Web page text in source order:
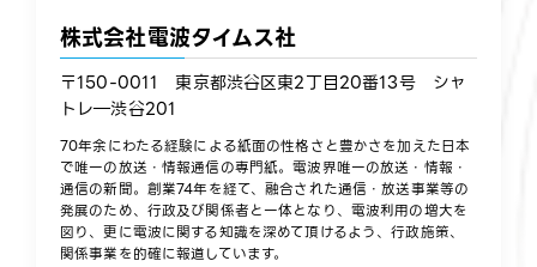
株式会社電波タイムス社
〒150-0011 東京都渋谷区東2丁目20番13号 シャ
トレ―渋谷201
70年余にわたる経験による紙面の性格さと豊かさを加えた日本
で唯一の放送・情報通信の専門紙。電波界唯一の放送・情報・
通信の新聞。創業74年を経て、融合された通信・放送事業等の
発展のため、行政及び関係者と一体となり、電波利用の増大を
図り、更に電波に関する知識を深めて頂けるよう、行政施策、
関係事業を的確に報道しています。